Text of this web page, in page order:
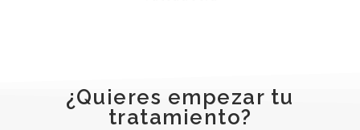
¿Quieres empezar tu
tratamiento?